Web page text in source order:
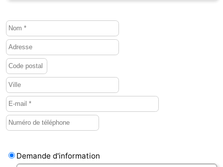
Demande d'information